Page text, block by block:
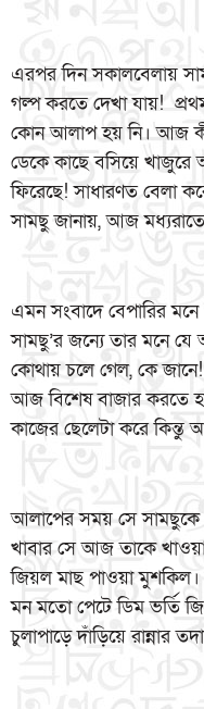
এরপর দিন সকালবেলায়
গল্প করতে দেখা যায়!
কোন আলাপ হয় নি। আজ কী
ডেকে কাছে বসিয়ে
ফিরেছে! সাধারণত বেলা
সামছু জানায়, আজ মধ্যরাতে
এমন সংবাদে বেপারির
সামছু’র জন্যে তার মনে
কোথায় চলে গেল, কে জানে!
আজ বিশেষ বাজার করতে
কাজের ছেলেটা করে
আলাপের সময় সে সামছুকে
খাবার সে আজ তাকে
জিয়ল মাছ পাওয়া
মন মতো পেটে ডিম ভর্তি
চুলাপাড়ে দাঁড়িয়ে রান্নার